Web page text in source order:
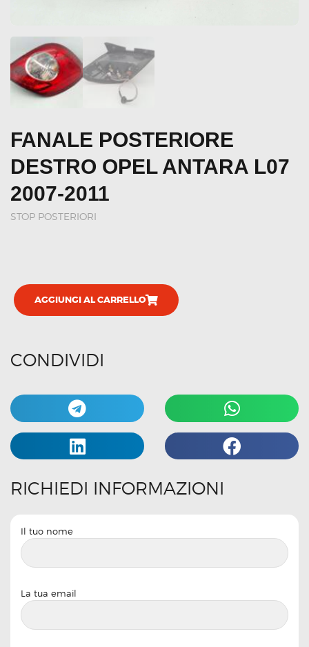
FANALE POSTERIORE
DESTRO OPEL ANTARA L07
2007-2011
STOP POSTERIORI
AGGIUNGI AL CARRELLO
CONDIVIDI
RICHIEDI INFORMAZIONI
Il tuo nome
La tua email